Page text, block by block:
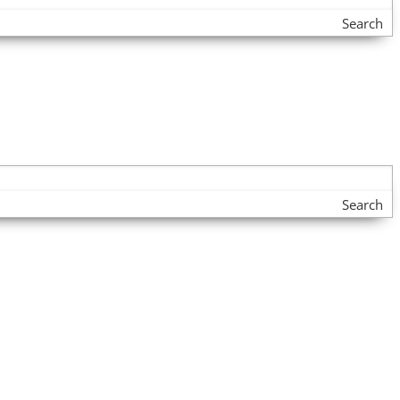
Search
Search